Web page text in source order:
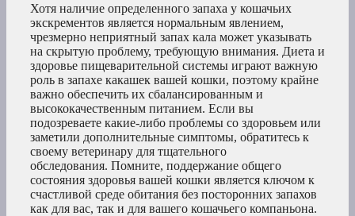
Хотя наличие определенного запаха у кошачьих
экскрементов является нормальным явлением,
чрезмерно неприятный запах кала может указывать
на скрытую проблему, требующую внимания. Диета и
здоровье пищеварительной системы играют важную
роль в запахе какашек вашей кошки, поэтому крайне
важно обеспечить их сбалансированным и
высококачественным питанием. Если вы
подозреваете какие-либо проблемы со здоровьем или
заметили дополнительные симптомы, обратитесь к
своему ветеринару для тщательного
обследования. Помните, поддержание общего
состояния здоровья вашей кошки является ключом к
счастливой среде обитания без посторонних запахов
как для вас, так и для вашего кошачьего компаньона.